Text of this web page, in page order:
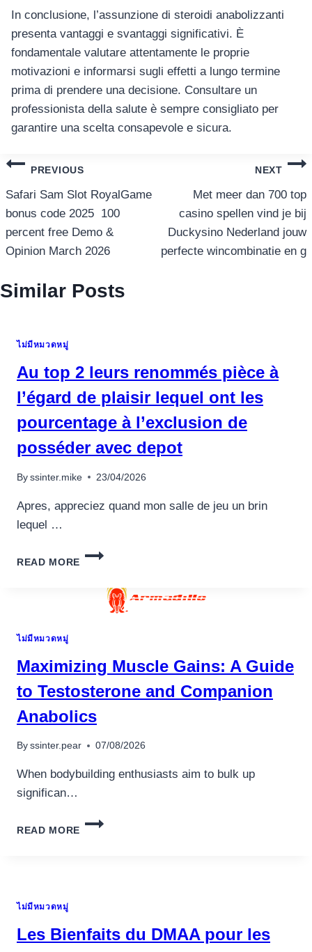
In conclusione, l’assunzione di steroidi anabolizzanti
presenta vantaggi e svantaggi significativi. È
fondamentale valutare attentamente le proprie
motivazioni e informarsi sugli effetti a lungo termine
prima di prendere una decisione. Consultare un
professionista della salute è sempre consigliato per
garantire una scelta consapevole e sicura.
แนะแนว
เรื่อง
PREVIOUS
Safari Sam Slot RoyalGame
bonus code 2025 ️ 100
percent free Demo &
Opinion March 2026
NEXT
Met meer dan 700 top
casino spellen vind je bij
Duckysino Nederland jouw
perfecte wincombinatie en g
Similar Posts
ไม่มีหมวดหมู่
Au top 2 leurs renommés pièce à
l’égard de plaisir lequel ont les
pourcentage à l’exclusion de
posséder avec depot
By ssinter.mike 23/04/2026
Apres, appreciez quand mon salle de jeu un brin
lequel …
READ MORE
AU
LEURS
RENOMMÉS
DE
PLAISIR
LEQUEL
ONT
LES
POURCENTAGE
L’EXCLUSION
DEPOT
ไม่มีหมวดหมู่
Maximizing Muscle Gains: A Guide
to Testosterone and Companion
Anabolics
By ssinter.pear 07/08/2026
When bodybuilding enthusiasts aim to bulk up
significan…
READ MORE
MAXIMIZING
COMPANION
ไม่มีหมวดหมู่
Les Bienfaits du DMAA pour les